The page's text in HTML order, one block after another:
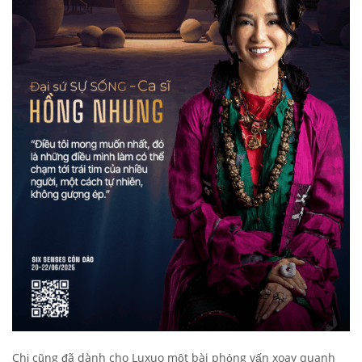
Chị cũng đã dành cho Luxuo một bài phỏng vấn xoay quanh